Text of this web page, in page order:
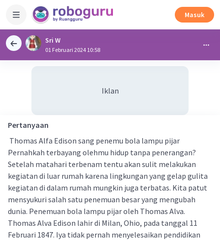
Masuk
Sri W
01 Februari 2024 10:58
Iklan
Pertanyaan
Thomas Alfa Edison sang penemu bola lampu pijar
Pernahkah terbayang olehmu hidup tanpa penerangan?
Setelah matahari terbenam tentu akan sulit melakukan
kegiatan di luar rumah karena lingkungan yang gelap gulita
kegiatan di dalam rumah mungkin juga terbatas. Kita patut
mensyukuri salah satu penemuan besar yang mengubah
dunia. Penemuan bola lampu pijar oleh Thomas Alva.
Thomas Alva Edison lahir di Milan, Ohio, pada tanggal 11
Februari 1847. Iya tidak pernah menyelesaikan pendidikan